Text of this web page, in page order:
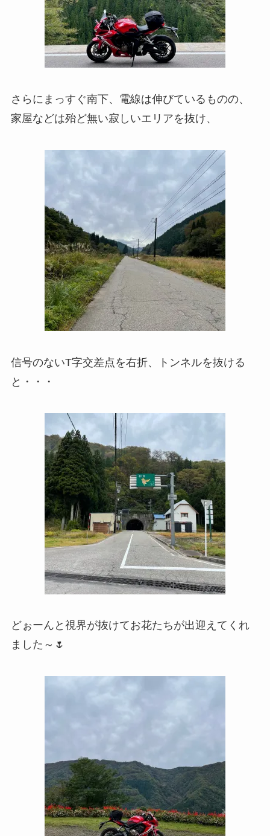
さらにまっすぐ南下、電線は伸びているものの、
家屋などは殆ど無い寂しいエリアを抜け、
信号のないT字交差点を右折、トンネルを抜ける
と・・・
どぉーんと視界が抜けてお花たちが出迎えてくれ
ました～🌷